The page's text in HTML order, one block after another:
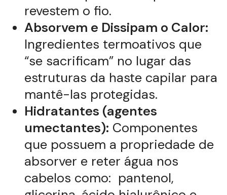
revestem o fio.
Absorvem e Dissipam o Calor:
Ingredientes termoativos que
“se sacrificam” no lugar das
estruturas da haste capilar para
mantê-las protegidas.
Hidratantes (agentes
umectantes): Componentes
que possuem a propriedade de
absorver e reter água nos
cabelos como: pantenol,